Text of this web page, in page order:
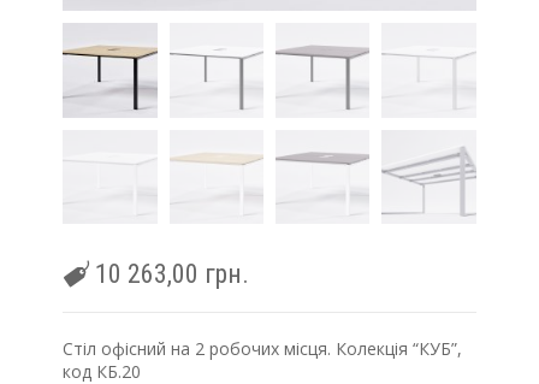
10 263,00 грн.
Cтіл офісний на 2 робочих місця. Колекція “КУБ”,
код КБ.20